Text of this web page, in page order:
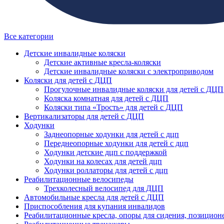
Все категории
Детские инвалидные коляски
Детские активные кресла-коляски
Детские инвалидные коляски с электроприводом
Коляски для детей с ДЦП
Прогулочные инвалидные коляски для детей с ДЦП
Коляска комнатная для детей с ДЦП
Коляски типа «Трость» для детей с ДЦП
Вертикализаторы для детей с ДЦП
Ходунки
Заднеопорные ходунки для детей с дцп
Переднеопорные ходунки для детей с дцп
Ходунки детские дцп с поддержкой
Ходунки на колесах для детей дцп
Ходунки роллаторы для детей с дцп
Реабилитационные велосипеды
Трехколесный велосипед для ДЦП
Автомобильные кресла для детей с ДЦП
Приспособления для купания инвалидов
Реабилитационные кресла, опоры для сидения,